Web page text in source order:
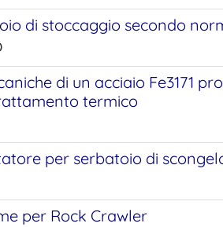
di stoccaggio secondo
di un acciaio Fe3171
termico
per serbatoio di
per Rock Crawler